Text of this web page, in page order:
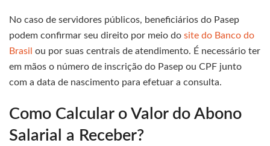
No caso de servidores públicos, beneficiários do Pasep
podem confirmar seu direito por meio do site do Banco do
Brasil ou por suas centrais de atendimento. É necessário ter
em mãos o número de inscrição do Pasep ou CPF junto
com a data de nascimento para efetuar a consulta.
Como Calcular o Valor do Abono
Salarial a Receber?